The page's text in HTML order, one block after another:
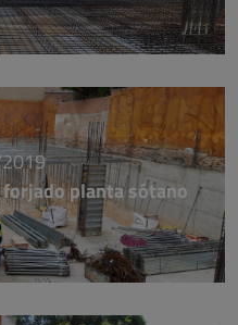
planta sótano